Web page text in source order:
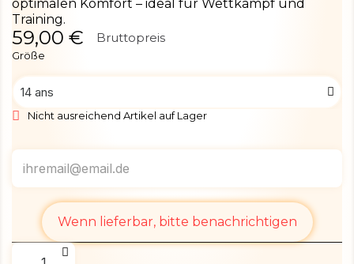
optimalen Komfort – ideal für Wettkampf und
Training.
59,00 € Bruttopreis
Größe
Nicht ausreichend Artikel auf Lager
Wenn lieferbar, bitte benachrichtigen